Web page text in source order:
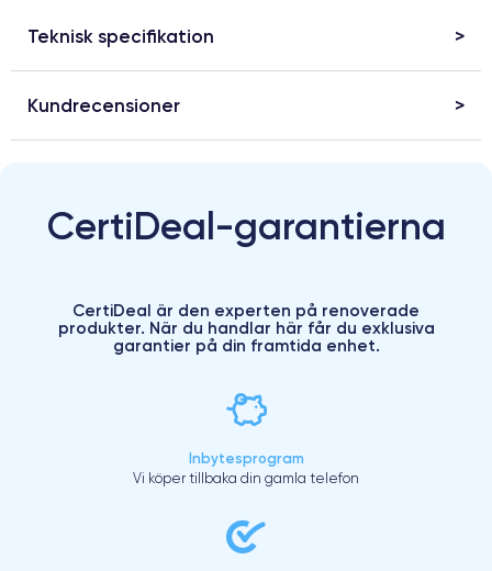
Teknisk specifikation
Kundrecensioner
CertiDeal-garantierna
CertiDeal är den experten på renoverade
produkter. När du handlar här får du exklusiva
garantier på din framtida enhet.
Inbytesprogram
Vi köper tillbaka din gamla telefon